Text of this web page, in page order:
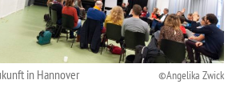
in Hannover Angelika Zwick